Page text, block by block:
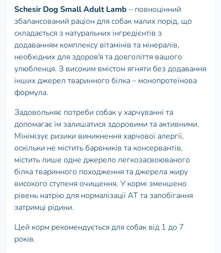
Schesir Dog Small Adult Lamb – повноцінний
збалансований раціон для собак малих порід, що
складається з натуральних інгредієнтів з
додаванням комплексу вітамінів та мінералів,
необхідних для здоров'я та довголіття вашого
улюбленця. З високим вмістом ягняти без додавання
інших джерел тваринного білка – монопротеїнова
формула.
Задовольняє потреби собак у харчуванні та
допомагає їм залишатися здоровими та активними.
Мінімізує ризики виникнення харчової алергії,
оскільки не містить барвників та консервантів,
містить лише одне джерело легкозасвоюваного
білка тваринного походження та джерела жиру
високого ступеня очищення. У кормі зменшено
рівень натрію для нормалізації АТ та запобігання
затримці рідини.
Цей корм рекомендується для собак від 1 до 7
років.